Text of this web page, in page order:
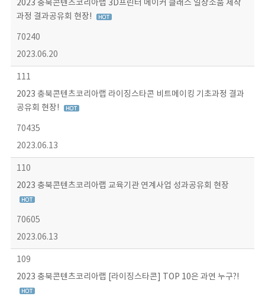
2023 충북콘텐츠코리아랩 3D프린터 메이커 클래스 일상소품 제작
과정 결과공유회 현장!
70240
2023.06.20
111
2023 충북콘텐츠코리아랩 라이징스타콘 비트메이킹 기초과정 결과
공유회 현장!
70435
2023.06.13
110
2023 충북콘텐츠코리아랩 교육기관 연계사업 성과공유회 현장
70605
2023.06.13
109
2023 충북콘텐츠코리아랩 [라이징스타콘] TOP 10은 과연 누구?!